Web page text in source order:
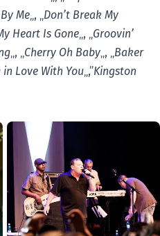
Me „, „ Don’t Break My
Heart Is Gone „, „ Groovin’
„, „ Cherry Oh Baby „, „ Baker
Love With You „,”Kingston